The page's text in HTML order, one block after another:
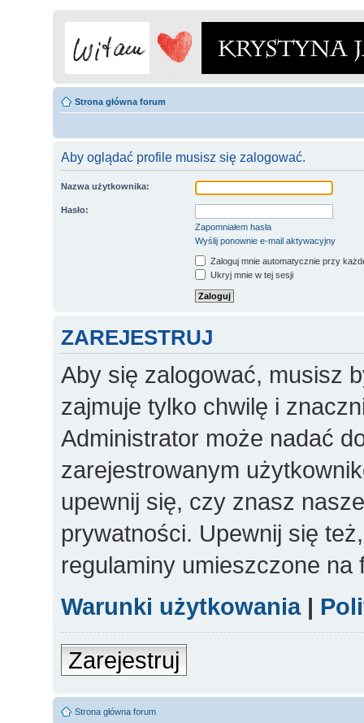
Strona główna forum
Aby oglądać profile musisz się zalogować.
Nazwa użytkownika:
Hasło:
Zapomniałem hasła
Wyślij ponownie e-mail aktywacyjny
Zaloguj mnie automatycznie przy
Ukryj mnie w tej sesji
ZAREJESTRUJ
Aby się zalogować, musisz
zajmuje tylko chwilę i
Administrator może nadać
zarejestrowanym
upewnij się, czy znasz
prywatności. Upewnij się
regulaminy umieszczone na
Warunki użytkowania|
Zarejestruj
Strona główna forum